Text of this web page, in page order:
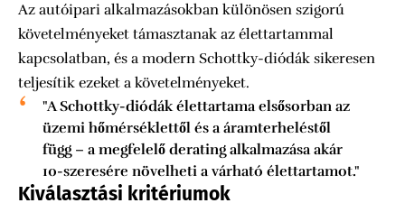
Az autóipari alkalmazásokban különösen szigorú
követelményeket támasztanak az élettartammal
kapcsolatban, és a modern Schottky-diódák sikeresen
teljesítik ezeket a követelményeket.
"A Schottky-diódák élettartama elsősorban az
üzemi hőmérséklettől és a áramterheléstől
függ – a megfelelő derating alkalmazása akár
10-szeresére növelheti a várható élettartamot."
Kiválasztási kritériumok